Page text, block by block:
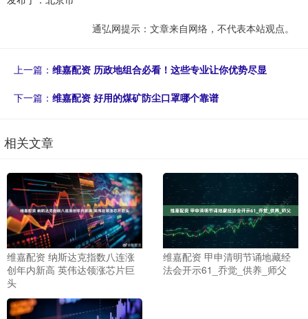
通弘网提示：文章来自网络，不代表本站观点。
上一篇： 维嘉配资 历政地组合必看！这些专业让你优势尽显
下一篇： 维嘉配资 好用的煤矿防尘口罩哪个靠谱
相关文章
维嘉配资 纳斯达克指数八连涨
创年内新高 英伟达领涨芯片巨
头
维嘉配资 甲申清明节诵地藏经
法会开示61_乔觉_供养_师父